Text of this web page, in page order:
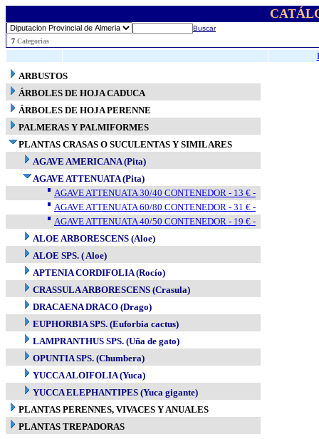
Buscar
7 Categorias
ARBUSTOS
ÁRBOLES DE HOJA CADUCA
ÁRBOLES DE HOJA PERENNE
PALMERAS Y PALMIFORMES
PLANTAS CRASAS O SUCULENTAS Y SIMILARES
AGAVE AMERICANA (Pita)
AGAVE ATTENUATA (Pita)
AGAVE ATTENUATA 30/40 CONTENEDOR - 13 € -
AGAVE ATTENUATA 60/80 CONTENEDOR - 31 € -
AGAVE ATTENUATA 40/50 CONTENEDOR - 19 € -
ALOE ARBORESCENS (Aloe)
ALOE SPS. ( Aloe)
APTENIA CORDIFOLIA (Rocío)
CRASSULA ARBORESCENS (Crasula)
DRACAENA DRACO (Drago)
EUPHORBIA SPS. (Euforbia cactus)
LAMPRANTHUS SPS. (Uña de gato)
OPUNTIA SPS. (Chumbera)
YUCCA ALOIFOLIA (Yuca)
YUCCA ELEPHANTIPES (Yuca gigante)
PLANTAS PERENNES, VIVACES Y ANUALES
PLANTAS TREPADORAS